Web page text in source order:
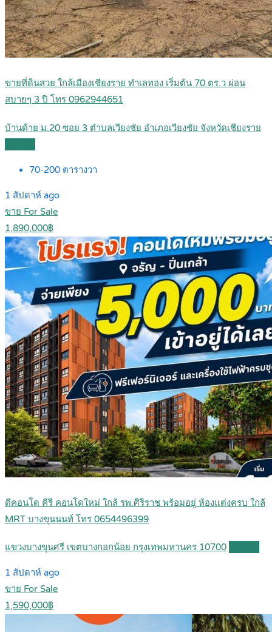
ขายที่ดินสวย ใกล้เมืองเชียงราย ทำเลทอง เริ่มต้น 70 ตร.ว ผ่อน
สบายๆ 3 ปี โทร 0962944651
บ้านด้าย ม.20 ซอย 3 ตำบลเวียงชัย อำเภอเวียงชัย จังหวัดเชียงราย
70-200 ตารางวา
1 สัปดาห์ ago
ขาย For Sale
1,890,000฿
ดีคอนโด คีรี คอนโดใหม่ ใกล้ รพ.ศิริราช พร้อมอยู่ ห้องแต่งครบ ใกล้
MRT บางขุนนนท์ โทร 0654496399
แขวงบางขุนศรี เขตบางกอกน้อย กรุงเทพมหานคร 10700
1 สัปดาห์ ago
ขาย For Sale
1,590,000฿